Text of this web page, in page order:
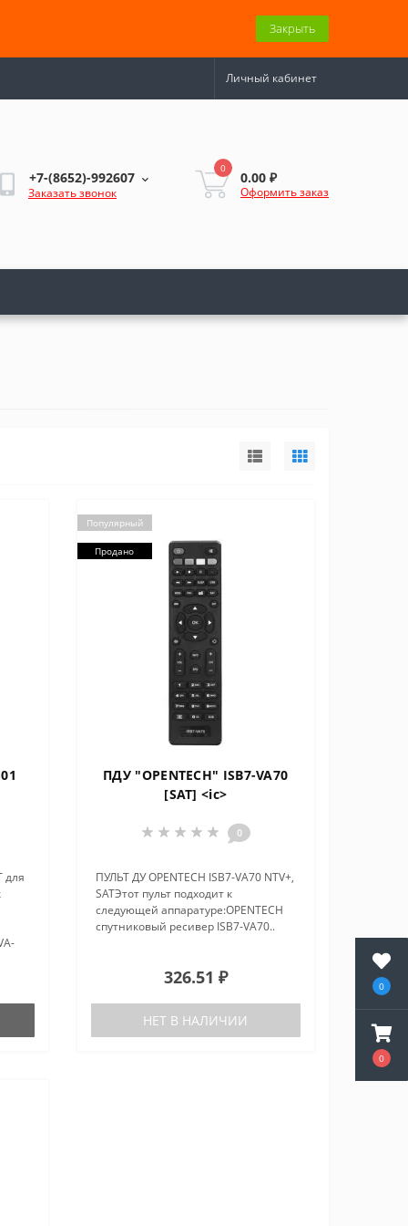
0
0
Закрыть
Личный кабинет
+7-(8652)-992607
Заказать звонок
0
0.00 ₽
Оформить заказ
для
Популярный
Продано
ПДУ "OPENTECH" ISB7-VA70
[SAT] <ic>
0
ПУЛЬТ ДУ OPENTECH ISB7-VA70 NTV+,
SATЭтот пульт подходит к
следующей аппаратуре:OPENTECH
спутниковый ресивер ISB7-VA70..
326.51 ₽
НЕТ В НАЛИЧИИ